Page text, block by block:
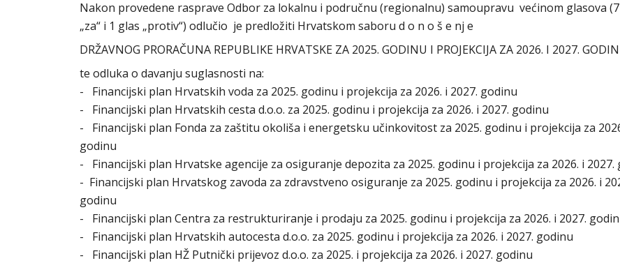
Nakon provedene rasprave Odbor za lokalnu i područnu (regionalnu) samoupravu većinom glasova
„za“ i 1 glas „protiv“) odlučio je predložiti Hrvatskom saboru d o n o š e nj e
DRŽAVNOG PRORAČUNA REPUBLIKE HRVATSKE ZA 2025. GODINU I PROJEKCIJA ZA 2026. I 2027.
te odluka o davanju suglasnosti na:
- Financijski plan Hrvatskih voda za 2025. godinu i projekcija za 2026. i 2027. godinu
- Financijski plan Hrvatskih cesta d.o.o. za 2025. godinu i projekcija za 2026. i 2027. godinu
- Financijski plan Fonda za zaštitu okoliša i energetsku učinkovitost za 2025. godinu i projekcija za
godinu
- Financijski plan Hrvatske agencije za osiguranje depozita za 2025. godinu i projekcija za 2026. i 2027.
- Financijski plan Hrvatskog zavoda za zdravstveno osiguranje za 2025. godinu i projekcija za 2026. i
godinu
- Financijski plan Centra za restrukturiranje i prodaju za 2025. godinu i projekcija za 2026. i 2027.
- Financijski plan Hrvatskih autocesta d.o.o. za 2025. godinu i projekcija za 2026. i 2027. godinu
- Financijski plan HŽ Putnički prijevoz d.o.o. za 2025. i projekcija za 2026. i 2027. godinu